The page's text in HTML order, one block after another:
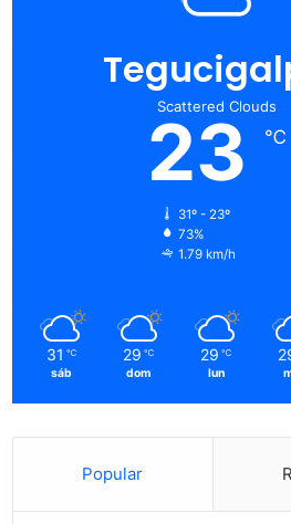
Scattered Clouds
23 ℃
31º - 23º
73%
1.79 km/h
31 ℃
sáb
29 ℃
dom
29 ℃
lun
Popular